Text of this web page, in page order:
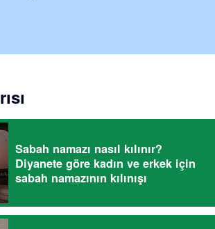
Sabah namazı nasıl kılınır?
Diyanete göre kadın ve erkek için
sabah namazının kılınışı